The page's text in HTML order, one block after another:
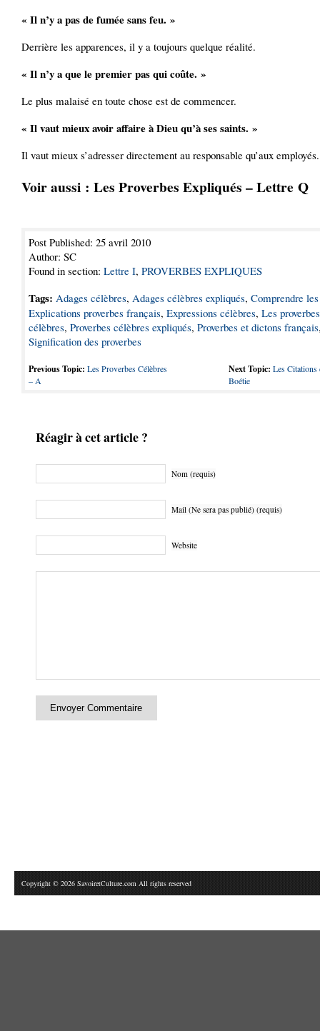
« Il n’y a pas de fumée sans feu. »
Derrière les apparences, il y a toujours quelque réalité.
« Il n’y a que le premier pas qui coûte. »
Le plus malaisé en toute chose est de commencer.
« Il vaut mieux avoir affaire à Dieu qu’à ses saints. »
Il vaut mieux s’adresser directement au responsable qu’aux employés.
Voir aussi : Les Proverbes Expliqués – Lettre Q
Post Published: 25 avril 2010
Author: SC
Found in section: Lettre I, PROVERBES EXPLIQUES
Tags: Adages célèbres, Adages célèbres expliqués, Comprendre
Explications proverbes français, Expressions célèbres, Les
célèbres, Proverbes célèbres expliqués, Proverbes et dictons français
Signification des proverbes
Previous Topic: Les Proverbes Célèbres
– A
Next Topic: Les Citations
Boétie
Réagir à cet article ?
Nom (requis)
Mail (Ne sera pas publié) (requis)
Website
Copyright © 2026 SavoiretCulture.com All rights reserved